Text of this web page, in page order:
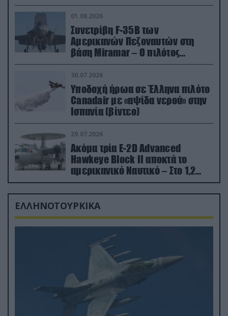
01.08.2026
Συνετρίβη F-35B των
Αμερικανών Πεζοναυτών στη
βάση Miramar – Ο πιλότος
εκτινάχθηκε εγκαίρως
30.07.2026
Υποδοχή ήρωα σε Έλληνα πιλότο
Canadair με «αψίδα νερού» στην
Ισπανία (βίντεο)
29.07.2026
Ακόμα τρία E-2D Advanced
Hawkeye Block II αποκτά το
αμερικανικό Ναυτικό – Στο 1,2
δισ.δολάρια το κόστος
ΕΛΛΗΝΟΤΟΥΡΚΙΚΑ